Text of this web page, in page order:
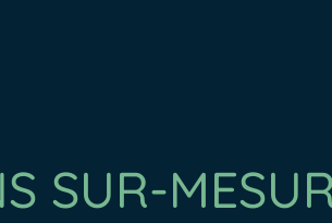
SUR-